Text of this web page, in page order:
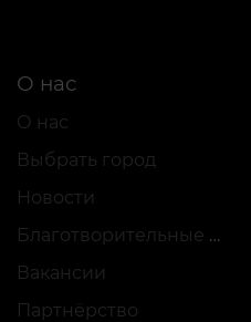
О нас
О нас
Выбрать город
Новости
Благотворительные проекты
Вакансии
Партнёрство